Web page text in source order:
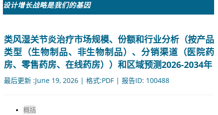
设计增长战略是我们的基因
类风湿关节炎治疗市场规模、份额和行业分析（按产品
类型（生物制品、非生物制品）、分销渠道（医院药
房、零售药房、在线药房））和区域预测2026-2034年
最后更新 :June 19, 2026 | 格式:PDF | 报告ID: 100488
概括